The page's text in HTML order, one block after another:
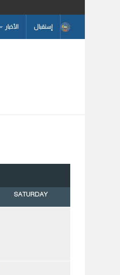
إستقبال الأخبار
SATURDAY